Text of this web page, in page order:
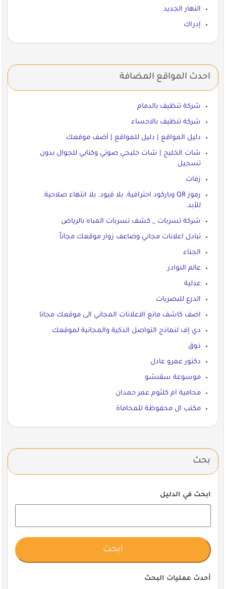
النهار الجديد
إدراك
احدث المواقع المضافة
شركة تنظيف بالدمام
شركة تنظيف بالاحساء
دليل المواقع | دليل للمواقع | أضف موقعك
شات الخليج | شات خليجي صوتي وكتابي للجوال بدون
تسجيل
زفات
رموز QR وباركود احترافية. بلا قيود. بلا انتهاء صلاحية.
للأبد.
شركة تسربات _ كشف تسربات المباه بالرياض
تبادل اعلانات مجاني وضاعف زوار موقعك مجاناً
الجناء
عالم النوادر
عدلية
الدرع للبصريات
اضف كاشف مانع الاعلانات المجاني الى موقعك مجانا
دي إف لنماذج التواصل الذكية والمجانية لموقعك
ذوق
دكتور عمرو عادل
موسوعة سقنشو
محامية ام كلثوم عمر حمدان
مكتب ال محفوظة للمحاماة
بحث
ابحث في الدليل
أحدث عمليات البحث